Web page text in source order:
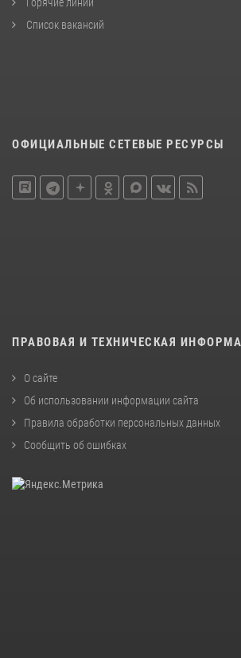
Список вакансий
ОФИЦИАЛЬНЫЕ СЕТЕВЫЕ РЕСУРСЫ
ПРАВОВАЯ И ТЕХНИЧЕСКАЯ
О сайте
Об использовании информации сайта
Правила обработки персональных данных
Сообщить об ошибках